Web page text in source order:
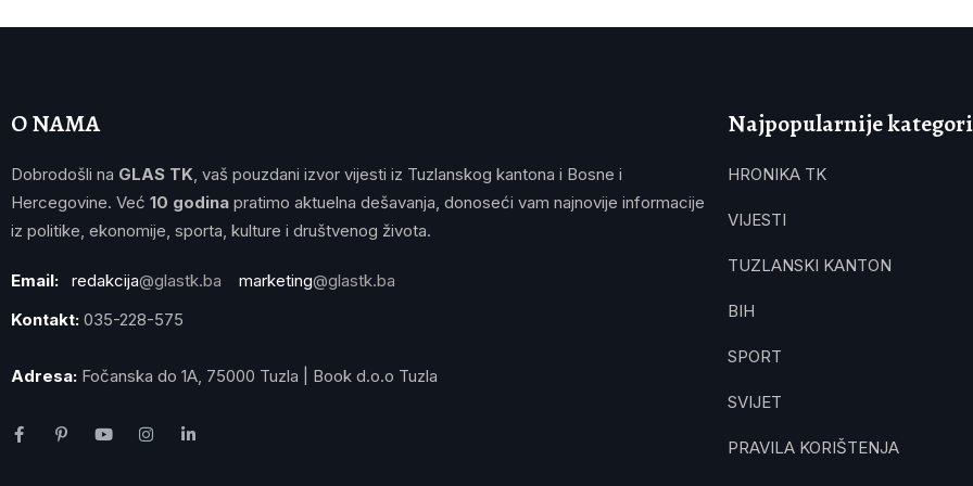
O NAMA
Dobrodošli na GLAS TK, vaš pouzdani izvor vijesti iz Tuzlanskog kantona i Bosne i
Hercegovine. Već 10 godina pratimo aktuelna dešavanja, donoseći vam najnovije informacije
iz politike, ekonomije, sporta, kulture i društvenog života.
Email: redakcija@glastk.ba marketing@glastk.ba
Kontakt: 035-228-575
Adresa: Fočanska do 1A, 75000 Tuzla | Book d.o.o Tuzla
Najpopularnije
HRONIKA TK
VIJESTI
TUZLANSKI KANTON
BIH
SPORT
SVIJET
PRAVILA KORIŠTENJA